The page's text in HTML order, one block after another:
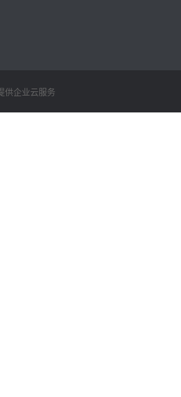
供企业云服务